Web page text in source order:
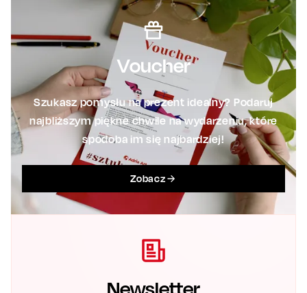
Voucher
Szukasz pomysłu na prezent idealny? Podaruj
najbliższym piękne chwile na wydarzeniu, które
spodoba im się najbardziej!
Zobacz